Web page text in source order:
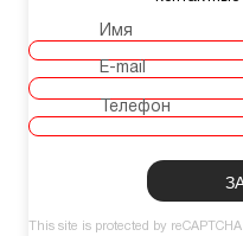
Имя
E-mail
Телефон
This site is protected by